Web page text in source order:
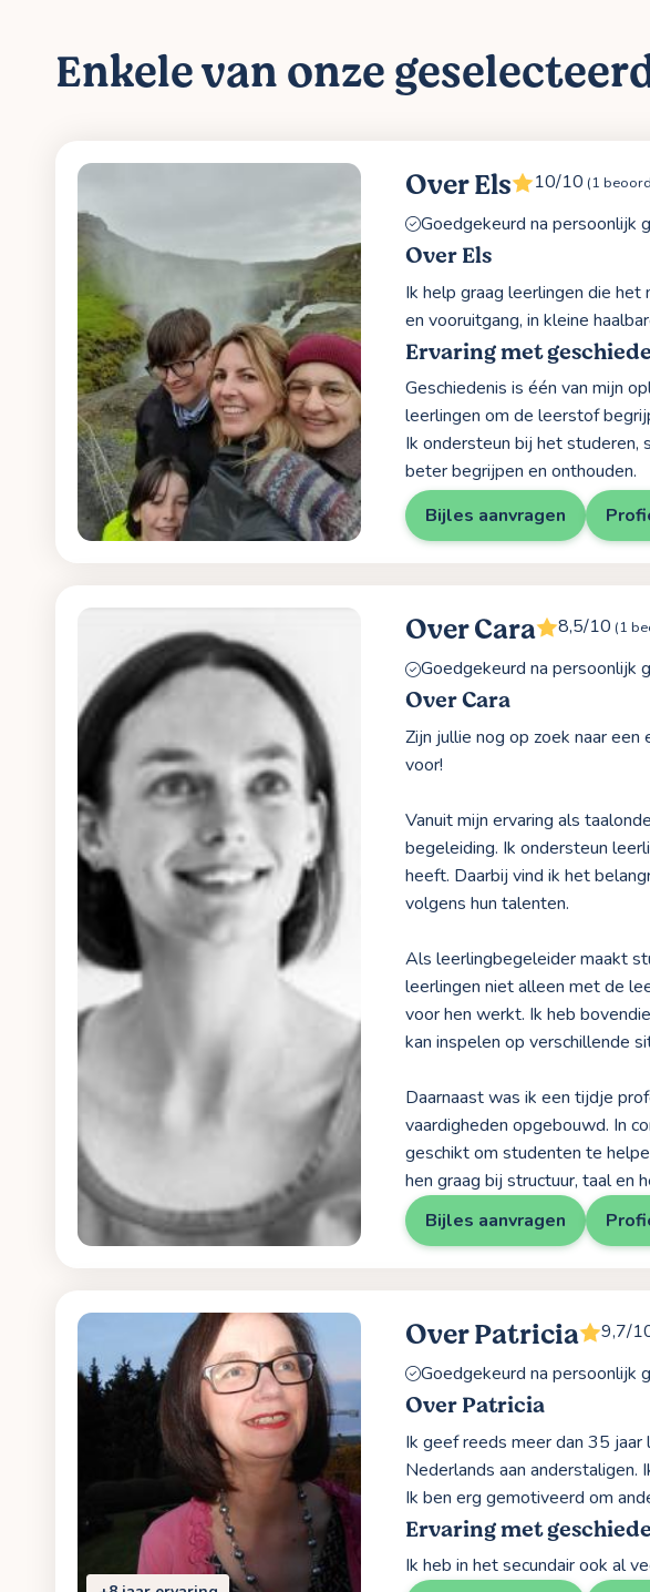
Enkele van onze
Over Els 10/10 (1
Goedgekeurd na persoonlijk
Over Els
Ik help graag leerlingen die
en vooruitgang, in kleine
Ervaring met
Geschiedenis is één van mijn
leerlingen om de leerstof
Ik ondersteun bij het
beter begrijpen en onthouden.
Bijles aanvragen
Over Cara 8,5/10 (1
Goedgekeurd na persoonlijk
Over Cara
Zijn jullie nog op zoek naar
voor!
Vanuit mijn ervaring als
begeleiding. Ik ondersteun
heeft. Daarbij vind ik het
volgens hun talenten.
Als leerlingbegeleider maakt
leerlingen niet alleen met de
voor hen werkt. Ik heb
kan inspelen op verschillende
Daarnaast was ik een tijdje
vaardigheden opgebouwd. In
geschikt om studenten te
hen graag bij structuur, taal en
Bijles aanvragen
Over Patricia 9,7/
Goedgekeurd na persoonlijk
Over Patricia
Ik geef reeds meer dan 35 jaar
Nederlands aan anderstaligen.
Ik ben erg gemotiveerd om
Ervaring met
Ik heb in het secundair ook al